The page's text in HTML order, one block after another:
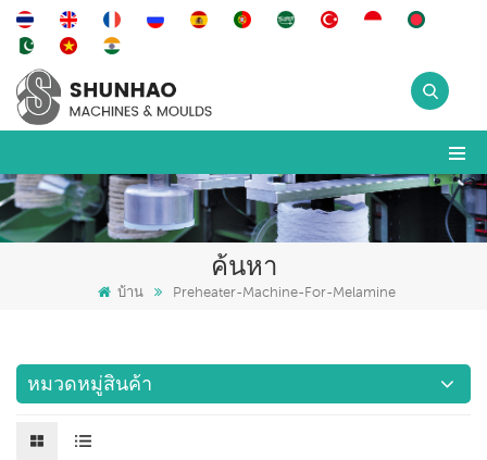
ค้นหา
บ้าน Preheater-Machine-For-Melamine
หมวดหมู่สินค้า